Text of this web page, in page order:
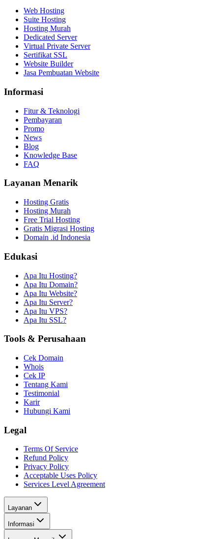
Web Hosting
Suite Hosting
Hosting Murah
Dedicated Server
Virtual Private Server
Sertifikat SSL
Website Builder
Jasa Pembuatan Website
Informasi
Fitur & Teknologi
Pembayaran
Promo
News
Blog
Knowledge Base
FAQ
Layanan Menarik
Hosting Gratis
Hosting Murah
Free Trial Hosting
Gratis Migrasi Hosting
Domain .id Indonesia
Edukasi
Apa Itu Hosting?
Apa Itu Domain?
Apa Itu Website?
Apa Itu Server?
Apa Itu VPS?
Apa Itu SSL?
Tools & Perusahaan
Cek Domain
Whois
Cek IP
Tentang Kami
Testimonial
Karir
Hubungi Kami
Legal
Terms Of Service
Refund Policy
Privacy Policy
Acceptable Uses Policy
Services Level Agreement
Layanan
Informasi